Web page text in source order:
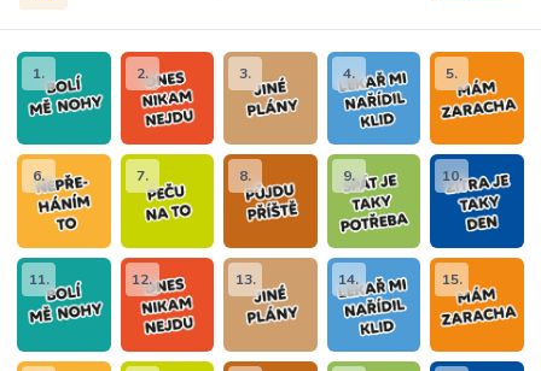
1. 2. 3. 4. 5.
6. 7. 8. 9. 10.
11. 12. 13. 14. 15.